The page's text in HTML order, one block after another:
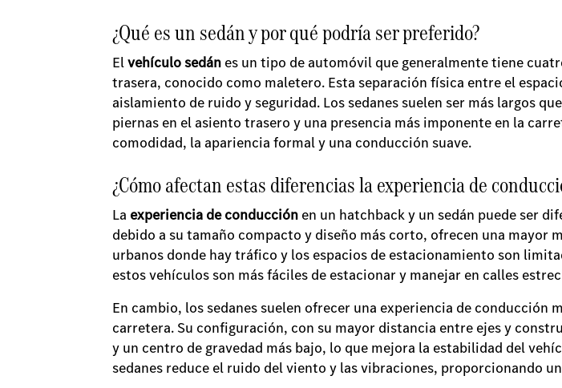
¿Qué es un sedán y por qué podría ser preferido?
Elvehículo sedán es un tipo de automóvil que generalmente tiene
trasera, conocido como maletero. Esta separación física entre el
aislamiento de ruido y seguridad. Los sedanes suelen ser más largos
piernas en el asiento trasero y una presencia más imponente en la
comodidad, la apariencia formal y una conducción suave.
¿Cómo afectan estas diferencias la experiencia de
La experiencia de conducción en un hatchback y un sedán puede ser
debido a su tamaño compacto y diseño más corto, ofrecen una
urbanos donde hay tráfico y los espacios de estacionamiento son
estos vehículos son más fáciles de estacionar y manejar en calles
En cambio, los sedanes suelen ofrecer una experiencia de conducción
carretera. Su configuración, con su mayor distancia entre ejes y
y un centro de gravedad más bajo, lo que mejora la estabilidad del
sedanes reduce el ruido del viento y las vibraciones, proporcionando